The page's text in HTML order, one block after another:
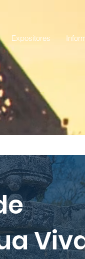
Expositores
la App